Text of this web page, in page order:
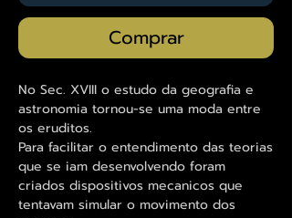
Comprar
No Sec. XVIII o estudo da geografia e
astronomia tornou-se uma moda entre
os eruditos.
Para facilitar o entendimento das teorias
que se iam desenvolvendo foram
criados dispositivos mecanicos que
tentavam simular o movimento dos